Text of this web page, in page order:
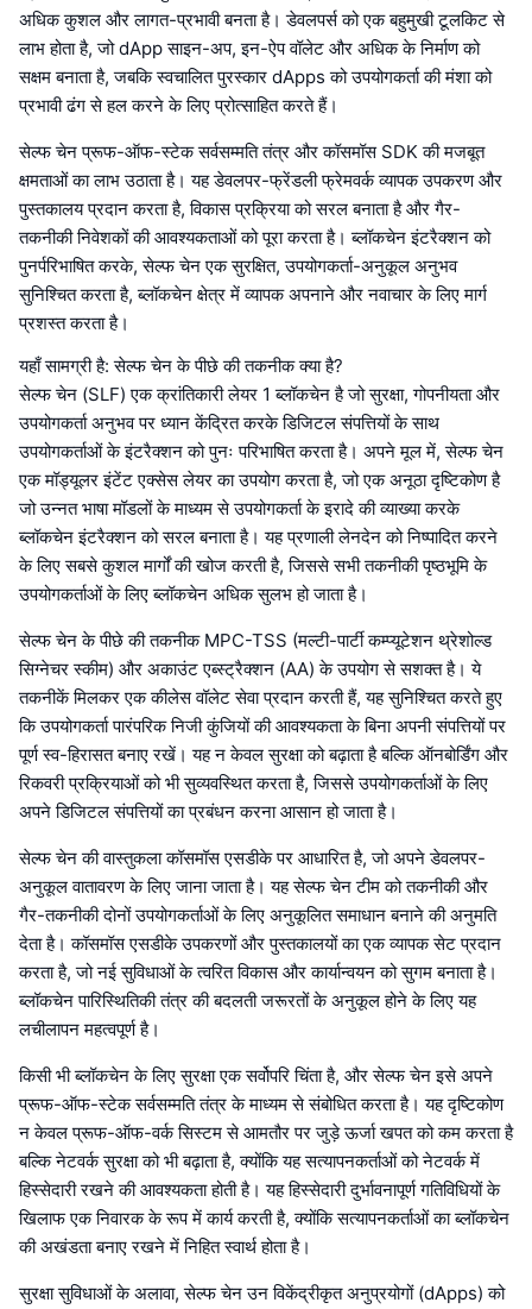
अधिक कुशल और लागत-प्रभावी बनता है। डेवलपर्स को एक बहुमुखी टूलकिट से
लाभ होता है, जो dApp साइन-अप, इन-ऐप वॉलेट और अधिक के निर्माण को
सक्षम बनाता है, जबकि स्वचालित पुरस्कार dApps को उपयोगकर्ता की मंशा को
प्रभावी ढंग से हल करने के लिए प्रोत्साहित करते हैं।
सेल्फ चेन प्रूफ-ऑफ-स्टेक सर्वसम्मति तंत्र और कॉसमॉस SDK की मजबूत
क्षमताओं का लाभ उठाता है। यह डेवलपर-फ्रेंडली फ्रेमवर्क व्यापक उपकरण और
पुस्तकालय प्रदान करता है, विकास प्रक्रिया को सरल बनाता है और गैर-
तकनीकी निवेशकों की आवश्यकताओं को पूरा करता है। ब्लॉकचेन इंटरैक्शन को
पुनर्परिभाषित करके, सेल्फ चेन एक सुरक्षित, उपयोगकर्ता-अनुकूल अनुभव
सुनिश्चित करता है, ब्लॉकचेन क्षेत्र में व्यापक अपनाने और नवाचार के लिए मार्ग
प्रशस्त करता है।
यहाँ सामग्री है: सेल्फ चेन के पीछे की तकनीक क्या है?
सेल्फ चेन (SLF) एक क्रांतिकारी लेयर 1 ब्लॉकचेन है जो सुरक्षा, गोपनीयता और
उपयोगकर्ता अनुभव पर ध्यान केंद्रित करके डिजिटल संपत्तियों के साथ
उपयोगकर्ताओं के इंटरैक्शन को पुनः परिभाषित करता है। अपने मूल में, सेल्फ चेन
एक मॉड्यूलर इंटेंट एक्सेस लेयर का उपयोग करता है, जो एक अनूठा दृष्टिकोण है
जो उन्नत भाषा मॉडलों के माध्यम से उपयोगकर्ता के इरादे की व्याख्या करके
ब्लॉकचेन इंटरैक्शन को सरल बनाता है। यह प्रणाली लेनदेन को निष्पादित करने
के लिए सबसे कुशल मार्गों की खोज करती है, जिससे सभी तकनीकी पृष्ठभूमि के
उपयोगकर्ताओं के लिए ब्लॉकचेन अधिक सुलभ हो जाता है।
सेल्फ चेन के पीछे की तकनीक MPC-TSS (मल्टी-पार्टी कम्प्यूटेशन थ्रेशोल्ड
सिग्नेचर स्कीम) और अकाउंट एब्स्ट्रैक्शन (AA) के उपयोग से सशक्त है। ये
तकनीकें मिलकर एक कीलेस वॉलेट सेवा प्रदान करती हैं, यह सुनिश्चित करते हुए
कि उपयोगकर्ता पारंपरिक निजी कुंजियों की आवश्यकता के बिना अपनी संपत्तियों पर
पूर्ण स्व-हिरासत बनाए रखें। यह न केवल सुरक्षा को बढ़ाता है बल्कि ऑनबोर्डिंग और
रिकवरी प्रक्रियाओं को भी सुव्यवस्थित करता है, जिससे उपयोगकर्ताओं के लिए
अपने डिजिटल संपत्तियों का प्रबंधन करना आसान हो जाता है।
सेल्फ चेन की वास्तुकला कॉसमॉस एसडीके पर आधारित है, जो अपने डेवलपर-
अनुकूल वातावरण के लिए जाना जाता है। यह सेल्फ चेन टीम को तकनीकी और
गैर-तकनीकी दोनों उपयोगकर्ताओं के लिए अनुकूलित समाधान बनाने की अनुमति
देता है। कॉसमॉस एसडीके उपकरणों और पुस्तकालयों का एक व्यापक सेट प्रदान
करता है, जो नई सुविधाओं के त्वरित विकास और कार्यान्वयन को सुगम बनाता है।
ब्लॉकचेन पारिस्थितिकी तंत्र की बदलती जरूरतों के अनुकूल होने के लिए यह
लचीलापन महत्वपूर्ण है।
किसी भी ब्लॉकचेन के लिए सुरक्षा एक सर्वोपरि चिंता है, और सेल्फ चेन इसे अपने
प्रूफ-ऑफ-स्टेक सर्वसम्मति तंत्र के माध्यम से संबोधित करता है। यह दृष्टिकोण
न केवल प्रूफ-ऑफ-वर्क सिस्टम से आमतौर पर जुड़े ऊर्जा खपत को कम करता है
बल्कि नेटवर्क सुरक्षा को भी बढ़ाता है, क्योंकि यह सत्यापनकर्ताओं को नेटवर्क में
हिस्सेदारी रखने की आवश्यकता होती है। यह हिस्सेदारी दुर्भावनापूर्ण गतिविधियों के
खिलाफ एक निवारक के रूप में कार्य करती है, क्योंकि सत्यापनकर्ताओं का ब्लॉकचेन
की अखंडता बनाए रखने में निहित स्वार्थ होता है।
सुरक्षा सुविधाओं के अलावा, सेल्फ चेन उन विकेंद्रीकृत अनुप्रयोगों (dApps) को